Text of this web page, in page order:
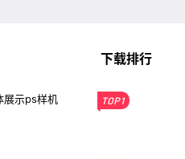
展示ps样机
下载排行
TOP1